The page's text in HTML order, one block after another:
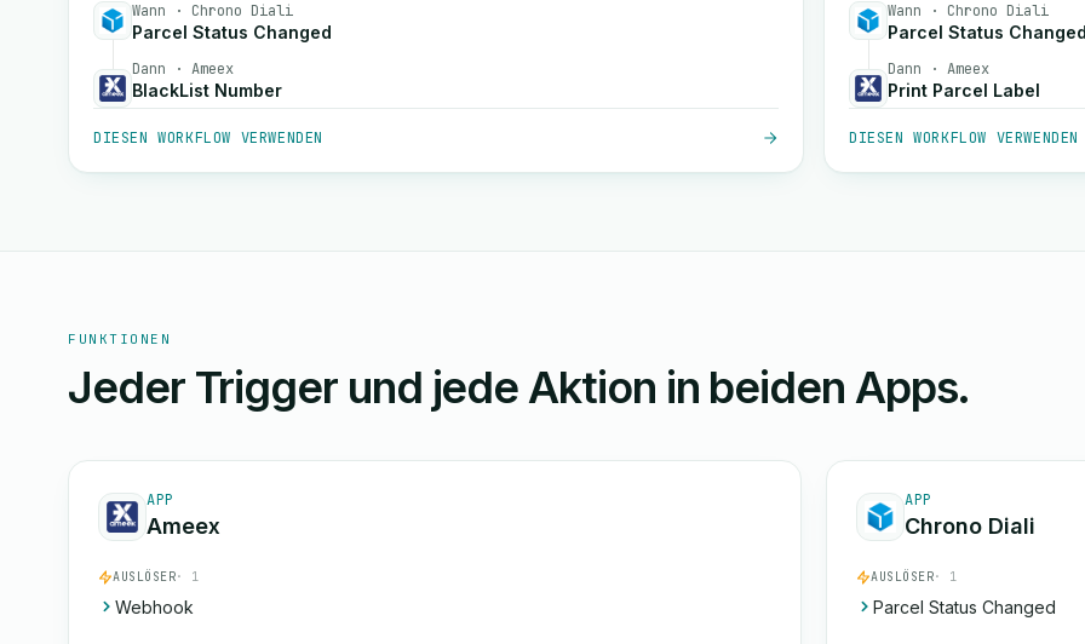
Wann · Chrono Diali
Parcel Status Changed
Dann · Ameex
BlackList Number
DIESEN WORKFLOW VERWENDEN
Wann · Chrono Diali
Parcel Status Changed
Dann · Ameex
Print Parcel Label
DIESEN WORKFLOW VERWENDEN
FUNKTIONEN
Jeder Trigger und jede Aktion in beiden Apps.
APP
Ameex
AUSLÖSER· 1
Webhook
APP
Chrono Diali
AUSLÖSER· 1
Parcel Status Changed